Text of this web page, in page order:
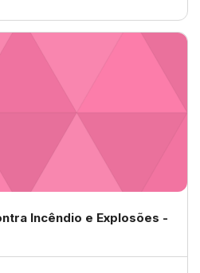
Incêndio e Explosões -